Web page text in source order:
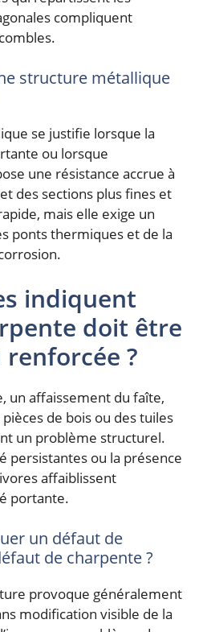
compliquent
structure métallique
se justifie lorsque la
ou lorsque
une résistance accrue à
des sections plus fines et
mais elle exige un
ponts thermiques et de la
indiquent
doit être
?
un affaissement du faîte,
de bois ou des tuiles
un problème structurel.
persistantes ou la présence
affaiblissent
portante.
un défaut de
de charpente ?
provoque généralement
modification visible de la